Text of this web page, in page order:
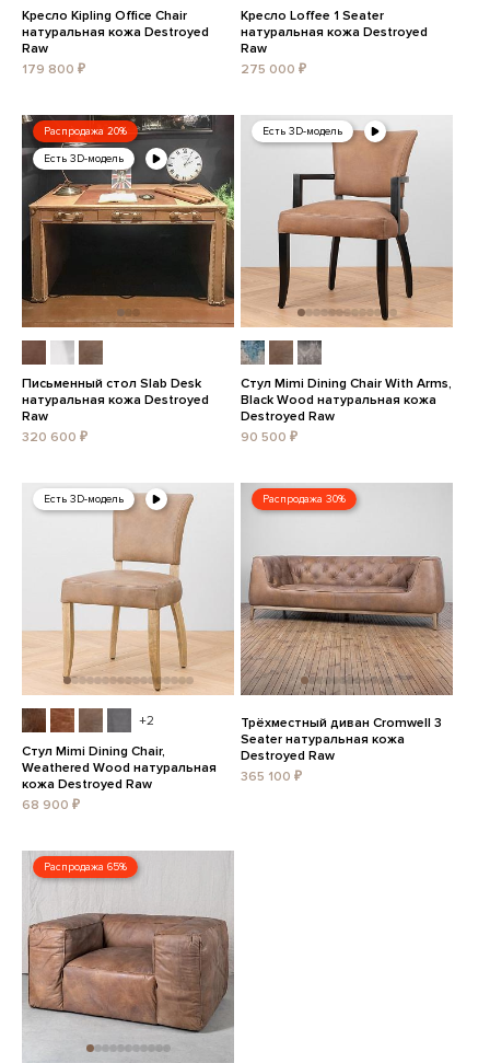
Кресло Kipling Office Chair
натуральная кожа Destroyed
Raw
179 800 ₽
Кресло Loffee 1 Seater
натуральная кожа Destroyed
Raw
275 000 ₽
Распродажа 20%
Есть 3D-модель
Письменный стол Slab Desk
натуральная кожа Destroyed
Raw
320 600 ₽
Есть 3D-модель
Стул Mimi Dining Chair With Arms,
Black Wood натуральная кожа
Destroyed Raw
90 500 ₽
Есть 3D-модель
+2
Стул Mimi Dining Chair,
Weathered Wood натуральная
кожа Destroyed Raw
68 900 ₽
Распродажа 30%
Трёхместный диван Cromwell 3
Seater натуральная кожа
Destroyed Raw
365 100 ₽
Распродажа 65%